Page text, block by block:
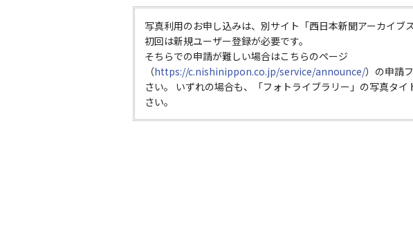
写真利用のお申し込みは、別サイト「西日本新聞アーカイブ
初回は新規ユーザー登録が必要です。
そちらでの申請が難しい場合はこちらのページ
（https://c.nishinippon.co.jp/service/announce/）の申請
さい。 いずれの場合も、「フォトライブラリー」の写真タ
さい。